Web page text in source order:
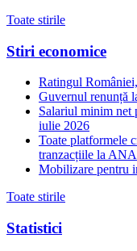
Toate stirile
Stiri economice
Ratingul
Guvernul renunță
Salariul minim net
iulie 2026
Toate platformele
tranzacțiile la
Mobilizare pentru
Toate stirile
Statistici